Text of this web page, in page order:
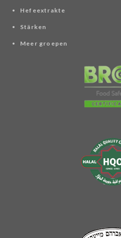
Hefeextrakte
Stärken
Meer groepen